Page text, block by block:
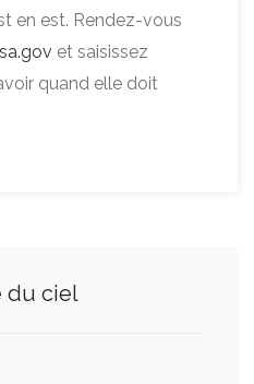
en est. Rendez-vous
et saisissez
quand elle doit
du ciel